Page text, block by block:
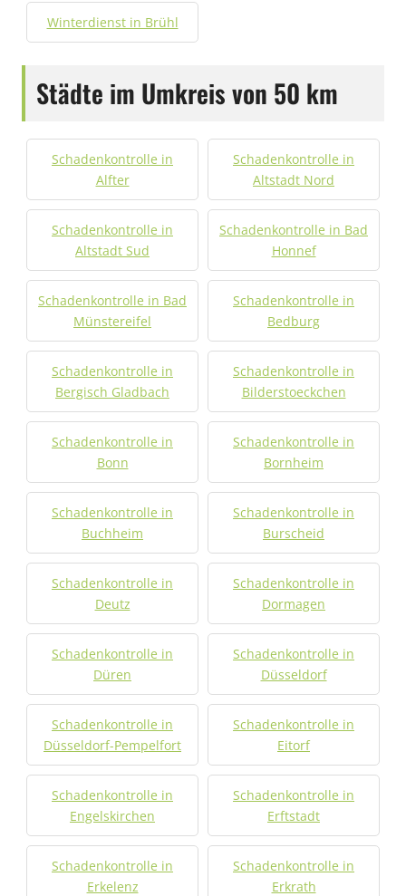
Winterdienst in Brühl
Städte im Umkreis von 50 km
Schadenkontrolle in
Alfter
Schadenkontrolle in
Altstadt Nord
Schadenkontrolle in
Altstadt Sud
Schadenkontrolle in Bad
Honnef
Schadenkontrolle in Bad
Münstereifel
Schadenkontrolle in
Bedburg
Schadenkontrolle in
Bergisch Gladbach
Schadenkontrolle in
Bilderstoeckchen
Schadenkontrolle in
Bonn
Schadenkontrolle in
Bornheim
Schadenkontrolle in
Buchheim
Schadenkontrolle in
Burscheid
Schadenkontrolle in
Deutz
Schadenkontrolle in
Dormagen
Schadenkontrolle in
Düren
Schadenkontrolle in
Düsseldorf
Schadenkontrolle in
Düsseldorf-Pempelfort
Schadenkontrolle in
Eitorf
Schadenkontrolle in
Engelskirchen
Schadenkontrolle in
Erftstadt
Schadenkontrolle in
Erkelenz
Schadenkontrolle in
Erkrath